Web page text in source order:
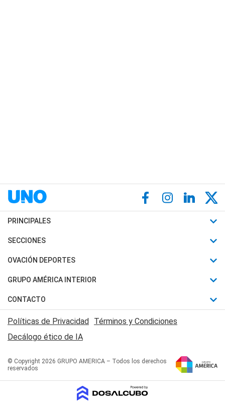
PRINCIPALES
Últimas Noticias
Política
Judiciales
Economia
SECCIONES
Horóscopo
Motores
Trucos caseros
Series y Películas
Edictos y Solicitadas
OVACIÓN DEPORTES
Fútbol
Mundial
Automovilismo
Rugby
Básquet
GRUPO AMÉRICA INTERIOR
Canal 7 en Vivo
San Juan 8
CONTACTO
Acerca de Nosotros
Contactanos
Políticas de Privacidad Términos y Condiciones
Decálogo ético de IA
© Copyright 2026 GRUPO AMERICA – Todos los derechos
reservados